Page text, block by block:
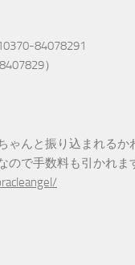
84078291
）
ゃんと振り込まれるか
ので手数料も引かれま